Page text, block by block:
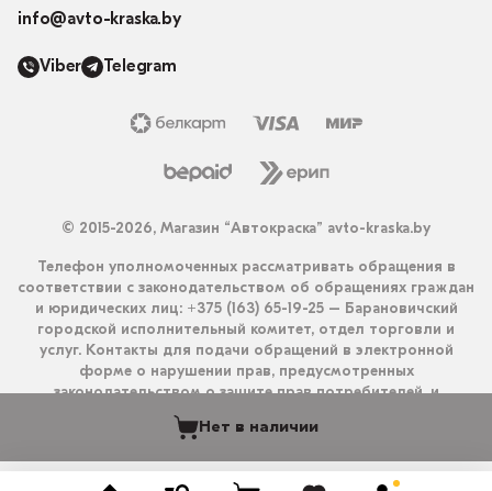
Нет в наличии
info@avto-kraska.by
Viber Telegram
© 2015-2026, Магазин “Автокраска” avto-kraska.by
Телефон уполномоченных рассматривать обращения в
соответствии с законодательством об обращениях граждан
и юридических лиц: +375 (163) 65-19-25 – Барановичский
городской исполнительный комитет, отдел торговли и
услуг. Контакты для подачи обращений в электронной
форме о нарушении прав, предусмотренных
законодательством о защите прав потребителей, и
получения ответа на них: info@avto-kraska.by и
+375333550203 (Viber, Telegram).